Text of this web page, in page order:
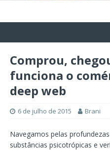
Comprou,
funciona o
deep web
6 de julho de 2015 Brani
Navegamos pelas
substâncias psicotrópicas e